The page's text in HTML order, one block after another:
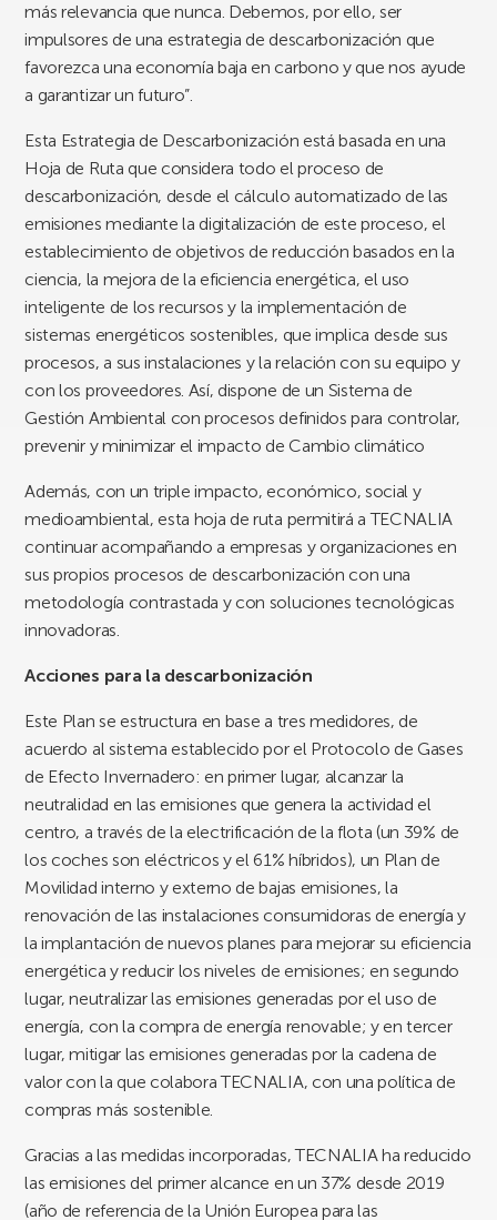
más relevancia que nunca. Debemos, por ello, ser
impulsores de una estrategia de descarbonización que
favorezca una economía baja en carbono y que nos ayude
a garantizar un futuro”.
Esta Estrategia de Descarbonización está basada en una
Hoja de Ruta que considera todo el proceso de
descarbonización, desde el cálculo automatizado de las
emisiones mediante la digitalización de este proceso, el
establecimiento de objetivos de reducción basados en la
ciencia, la mejora de la eficiencia energética, el uso
inteligente de los recursos y la implementación de
sistemas energéticos sostenibles, que implica desde sus
procesos, a sus instalaciones y la relación con su equipo y
con los proveedores. Así, dispone de un Sistema de
Gestión Ambiental con procesos definidos para controlar,
prevenir y minimizar el impacto de Cambio climático
Además, con un triple impacto, económico, social y
medioambiental, esta hoja de ruta permitirá a TECNALIA
continuar acompañando a empresas y organizaciones en
sus propios procesos de descarbonización con una
metodología contrastada y con soluciones tecnológicas
innovadoras.
Acciones para la descarbonización
Este Plan se estructura en base a tres medidores, de
acuerdo al sistema establecido por el Protocolo de Gases
de Efecto Invernadero: en primer lugar, alcanzar la
neutralidad en las emisiones que genera la actividad el
centro, a través de la electrificación de la flota (un 39% de
los coches son eléctricos y el 61% híbridos), un Plan de
Movilidad interno y externo de bajas emisiones, la
renovación de las instalaciones consumidoras de energía y
la implantación de nuevos planes para mejorar su eficiencia
energética y reducir los niveles de emisiones; en segundo
lugar, neutralizar las emisiones generadas por el uso de
energía, con la compra de energía renovable; y en tercer
lugar, mitigar las emisiones generadas por la cadena de
valor con la que colabora TECNALIA, con una política de
compras más sostenible.
Gracias a las medidas incorporadas, TECNALIA ha reducido
las emisiones del primer alcance en un 37% desde 2019
(año de referencia de la Unión Europea para las